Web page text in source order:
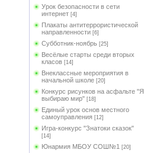
Урок безопасности в сети
интернет [4]
Плакаты антитеррористической
направленности [6]
Субботник-ноябрь [25]
Весёлые старты среди вторых
класов [14]
Внеклассные мероприятия в
начальной школе [20]
Конкурс рисунков на асфальте "Я
выбираю мир" [18]
Единый урок основ местного
самоуправления [12]
Игра-конкурс "Знатоки сказок"
[14]
Юнармия МБОУ СОШ№1 [20]